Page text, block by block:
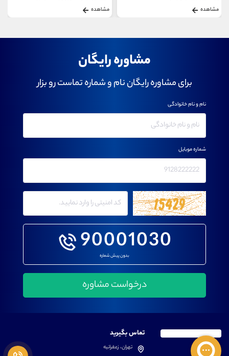
مشاهده مشاهده
مشاوره رایگان
برای مشاوره رایگان نام و شماره تماست رو بزار
90001030
بدون پیش شماره
نام و نام خانوادگی
شماره موبایل
تماس بگیرید
تهران، زعفرانیه